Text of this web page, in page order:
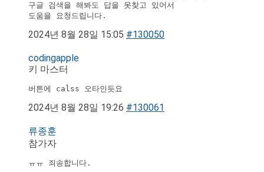
구글 검색을 해봐도 답을 못찾고 있어서
도움을 요청드립니다.
2024년 8월 28일 15:05 #130050
codingapple
키 마스터
버튼에 calss 오타인듯요
2024년 8월 28일 19:26 #130061
류종훈
참가자
ㅠㅠ 죄송합니다.